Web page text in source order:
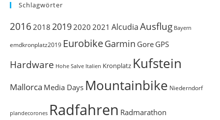
Schlagwörter
2016 2018 20192020 2021 AlcudiaAusflug Bayern
emdkronplatz2019 EurobikeGarmin Gore GPS
Hardware Hohe Salve Italien Kronplatz Kufstein
Mallorca Media Days Mountainbike Niederndorf
plandecorones Radfahren Radmarathon